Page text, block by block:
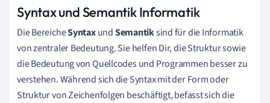
Syntax und Semantik Informatik
Die BereicheSyntaxundSemantiksind für die Informatik
von zentraler Bedeutung. Sie helfen Dir, die Struktur sowie
die Bedeutung von Quellcodes und Programmen besser zu
verstehen. Während sich die Syntax mit der Form oder
Struktur von Zeichenfolgen beschäftigt, befasst sich die